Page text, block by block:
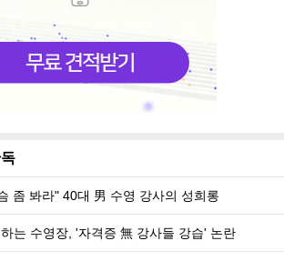
좀 봐라" 40대 男 수영 강사의 성희롱
는 수영장, '자격증 無 강사들 강습' 논란